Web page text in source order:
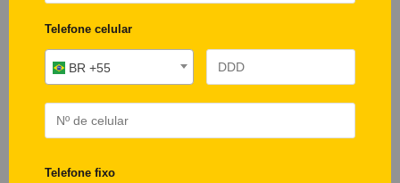
Telefone celular
BR +55
Telefone fixo